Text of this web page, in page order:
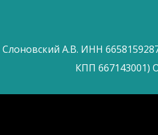
А.В. ИНН
КПП 667143001)